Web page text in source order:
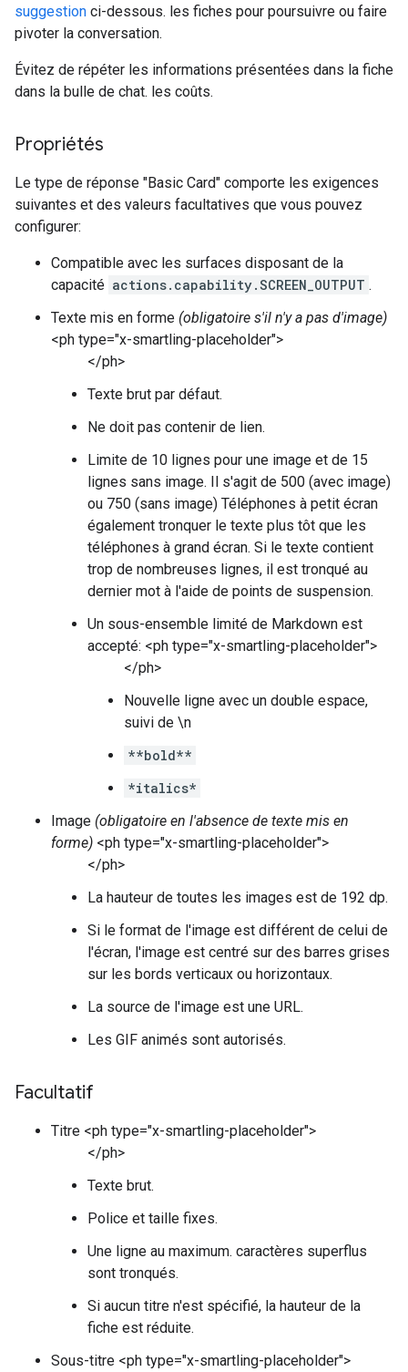
suggestion ci-dessous. les fiches pour poursuivre ou faire
pivoter la conversation.
Évitez de répéter les informations présentées dans la fiche
dans la bulle de chat. les coûts.
Propriétés
Le type de réponse "Basic Card" comporte les exigences
suivantes et des valeurs facultatives que vous pouvez
configurer:
Compatible avec les surfaces disposant de la
capacité actions.capability.SCREEN_OUTPUT .
Texte mis en forme (obligatoire s'il n'y a pas d'image)
<ph type="x-smartling-placeholder">
</ph>
Texte brut par défaut.
Ne doit pas contenir de lien.
Limite de 10 lignes pour une image et de 15
lignes sans image. Il s'agit de 500 (avec image)
ou 750 (sans image) Téléphones à petit écran
également tronquer le texte plus tôt que les
téléphones à grand écran. Si le texte contient
trop de nombreuses lignes, il est tronqué au
dernier mot à l'aide de points de suspension.
Un sous-ensemble limité de Markdown est
accepté: <ph type="x-smartling-placeholder">
</ph>
Nouvelle ligne avec un double espace,
suivi de \n
**bold**
*italics*
Image (obligatoire en l'absence de texte mis en
forme) <ph type="x-smartling-placeholder">
</ph>
La hauteur de toutes les images est de 192 dp.
Si le format de l'image est différent de celui de
l'écran, l'image est centré sur des barres grises
sur les bords verticaux ou horizontaux.
La source de l'image est une URL.
Les GIF animés sont autorisés.
Facultatif
Titre <ph type="x-smartling-placeholder">
</ph>
Texte brut.
Police et taille fixes.
Une ligne au maximum. caractères superflus
sont tronqués.
Si aucun titre n'est spécifié, la hauteur de la
fiche est réduite.
Sous-titre <ph type="x-smartling-placeholder">